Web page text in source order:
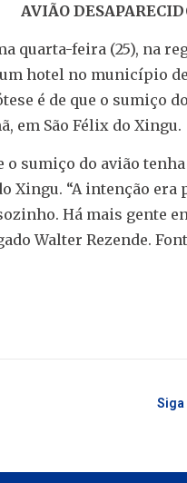
AVIÃO
quarta-feira (25), na
hotel no município
é de que o sumiço
em São Félix do Xingu.
o sumiço do avião
Xingu. “A intenção
Há mais gente
Walter Rezende.
Siga